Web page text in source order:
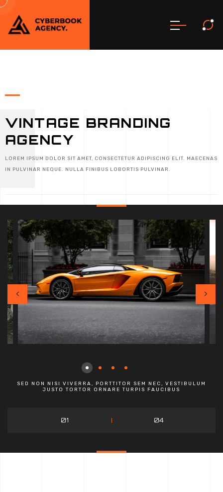
VINTAGE BRANDING
AGENCY
LOREM IPSUM DOLOR SIT AMET, CONSECTETUR ADIPISCING ELIT. MAECENAS
IN PULVINAR NEQUE. NULLA FINIBUS LOBORTIS PULVINAR.
SED NON NISI VIVERRA, PORTTITOR SEM NEC, VESTIBULUM
JUSTO TORTOR ORNARE TURPIS FAUCIBUS
01 04